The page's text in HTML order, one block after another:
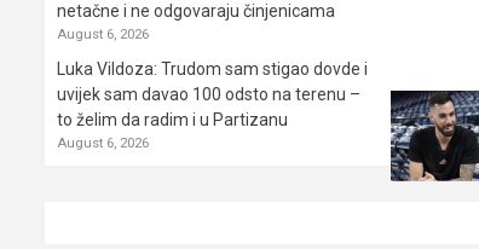
netačne i ne odgovaraju činjenicama
August 6, 2026
Luka Vildoza: Trudom sam stigao dovde i
uvijek sam davao 100 odsto na terenu –
to želim da radim i u Partizanu
August 6, 2026